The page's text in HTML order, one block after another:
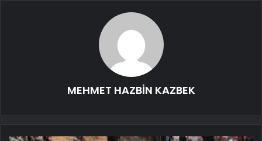
MEHMET HAZBİN KAZBEK